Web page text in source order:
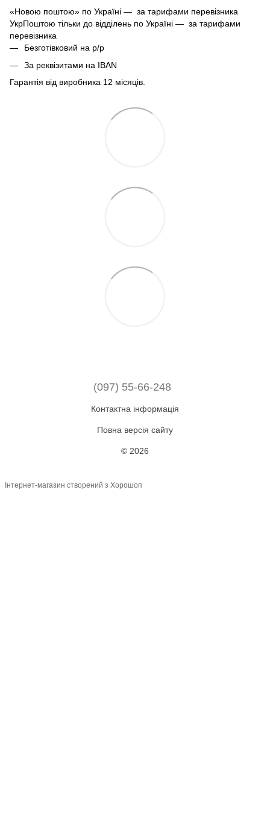
«Новою поштою» по Україні — за тарифами перевізника
УкрПоштою тільки до відділень по Україні — за тарифами
перевізника
Безготівковий на р/р
За реквізитами на IBAN
Гарантія від виробника 12 місяців.
(097) 55-66-248
Контактна інформація
Повна версія сайту
© 2026
Інтернет-магазин створений з Хорошоп